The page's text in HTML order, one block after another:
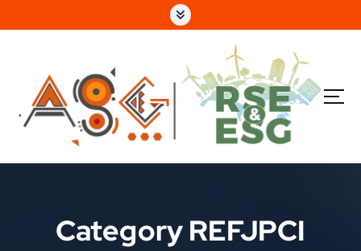
Category REFJPCI